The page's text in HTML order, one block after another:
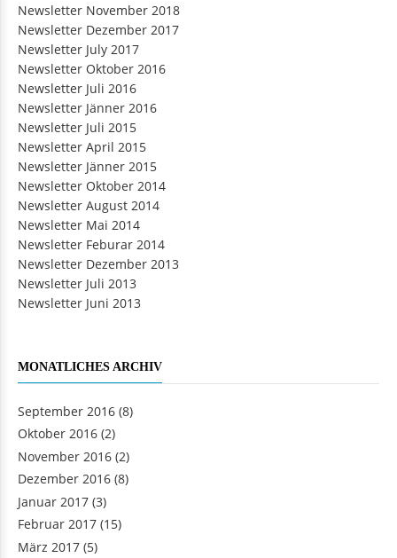
Newsletter November 2018
Newsletter Dezember 2017
Newsletter July 2017
Newsletter Oktober 2016
Newsletter Juli 2016
Newsletter Jänner 2016
Newsletter Juli 2015
Newsletter April 2015
Newsletter Jänner 2015
Newsletter Oktober 2014
Newsletter August 2014
Newsletter Mai 2014
Newsletter Feburar 2014
Newsletter Dezember 2013
Newsletter Juli 2013
Newsletter Juni 2013
MONATLICHES ARCHIV
September 2016 (8)
Oktober 2016 (2)
November 2016 (2)
Dezember 2016 (8)
Januar 2017 (3)
Februar 2017 (15)
März 2017 (5)